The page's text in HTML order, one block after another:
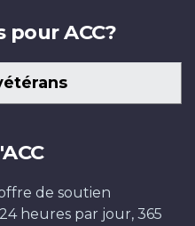
ACC?
de soutien
heures par jour, 365